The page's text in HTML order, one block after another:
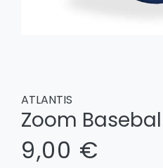
ATLANTIS
Zoom
9,00 €